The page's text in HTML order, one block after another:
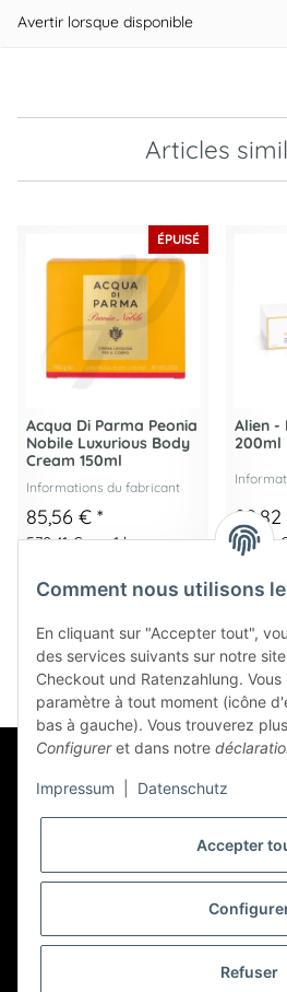
Avertir lorsque disponible
Articles
ÉPUISÉ
Acqua Di Parma Peonia
Nobile Luxurious Body
Cream 150ml
Informations du fabricant
85,56 € *
570,41 € par 1 kg
Alien -
200ml
464,10
Bulletin d'information S'abonner
* Tous les prix incluent la TVA
Comment nous utilisons
En cliquant sur "Accepter tout",
des services suivants sur notre
Checkout und Ratenzahlung.
paramètre à tout moment (icône
bas à gauche). Vous trouverez
Configureret dans notre
Impressum Datenschutz
Accepter
Refuser